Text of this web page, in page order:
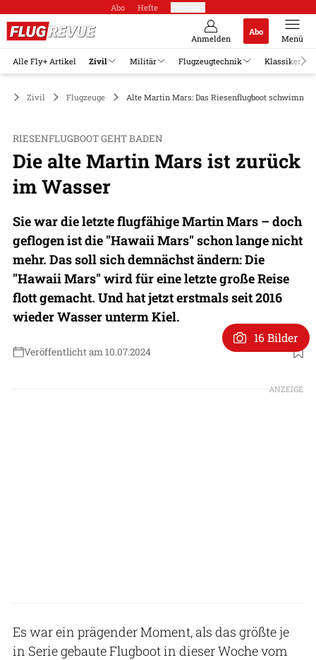
Abo Hefte
Anmelden
Abo
Menü
Alle Fly+ Artikel Zivil Militär Flugzeugtechnik Klassiker
Zivil Flugzeuge Alte Martin Mars: Das Riesenflugboot schwimmt
RIESENFLUGBOOT GEHT BADEN
Die alte Martin Mars ist zurück
im Wasser
Sie war die letzte flugfähige Martin Mars – doch
geflogen ist die "Hawaii Mars" schon lange nicht
mehr. Das soll sich demnächst ändern: Die
"Hawaii Mars" wird für eine letzte große Reise
flott gemacht. Und hat jetzt erstmals seit 2016
wieder Wasser unterm Kiel.
Veröffentlicht am 10.07.2024
Foto: FR-Archiv
16 Bilder
ANZEIGE
Es war ein prägender Moment, als das größte je
in Serie gebaute Flugboot in dieser Woche vom